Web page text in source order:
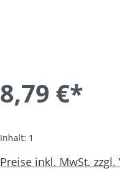
8,79 €*
Inhalt: 1
Preise inkl. MwSt.